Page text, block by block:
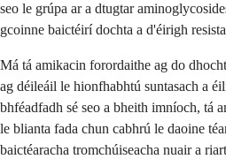
seo le grúpa ar a dtugtar
gcoinne baictéirí dochta a d'éirigh
Má tá amikacin forordaithe ag do
ag déileáil le hionfhabhtú suntasach a
bhféadfadh sé seo a bheith imníoch, tá
le blianta fada chun cabhrú le daoine
baictéaracha tromchúiseacha nuair a